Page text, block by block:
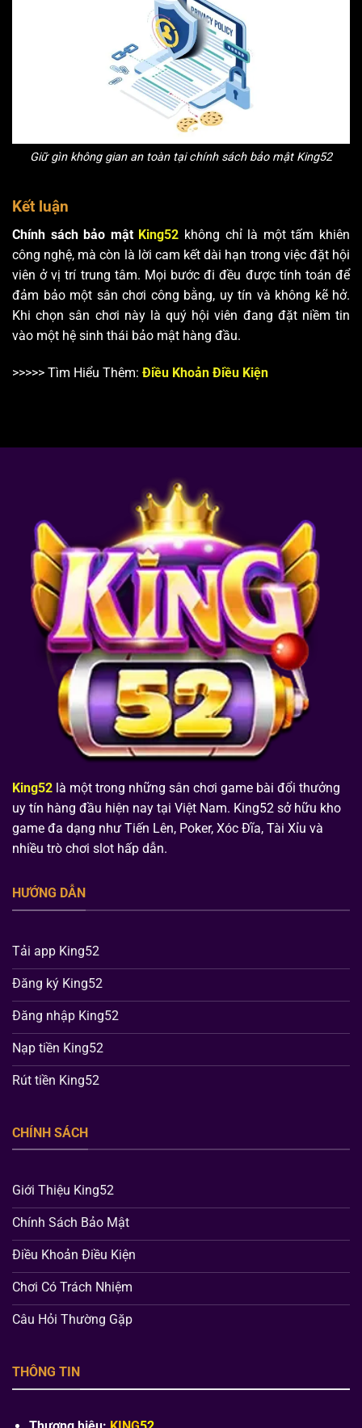
Giữ gìn không gian an toàn tại chính sách bảo mật King52
Kết luận
Chính sách bảo mật King52 không chỉ là một tấm khiên
công nghệ, mà còn là lời cam kết dài hạn trong việc đặt hội
viên ở vị trí trung tâm. Mọi bước đi đều được tính toán để
đảm bảo một sân chơi công bằng, uy tín và không kẽ hở.
Khi chọn sân chơi này là quý hội viên đang đặt niềm tin
vào một hệ sinh thái bảo mật hàng đầu.
>>>>> Tìm Hiểu Thêm: Điều Khoản Điều Kiện
King52 là một trong những sân chơi game bài đổi thưởng
uy tín hàng đầu hiện nay tại Việt Nam. King52 sở hữu kho
game đa dạng như Tiến Lên, Poker, Xóc Đĩa, Tài Xỉu và
nhiều trò chơi slot hấp dẫn.
HƯỚNG DẪN
Tải app King52
Đăng ký King52
Đăng nhập King52
Nạp tiền King52
Rút tiền King52
CHÍNH SÁCH
Giới Thiệu King52
Chính Sách Bảo Mật
Điều Khoản Điều Kiện
Chơi Có Trách Nhiệm
Câu Hỏi Thường Gặp
THÔNG TIN